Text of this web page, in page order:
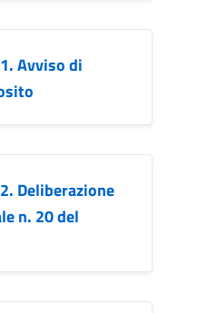
Avviso di
Deliberazione
n. 20 del